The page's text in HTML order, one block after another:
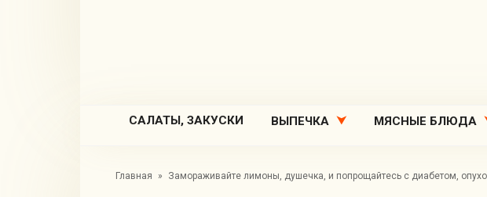
САЛАТЫ, ЗАКУСКИ ВЫПЕЧКА МЯСНЫЕ БЛЮДА
Главная » Замораживайте лимоны, душечка, и попрощайтесь с диабетом,